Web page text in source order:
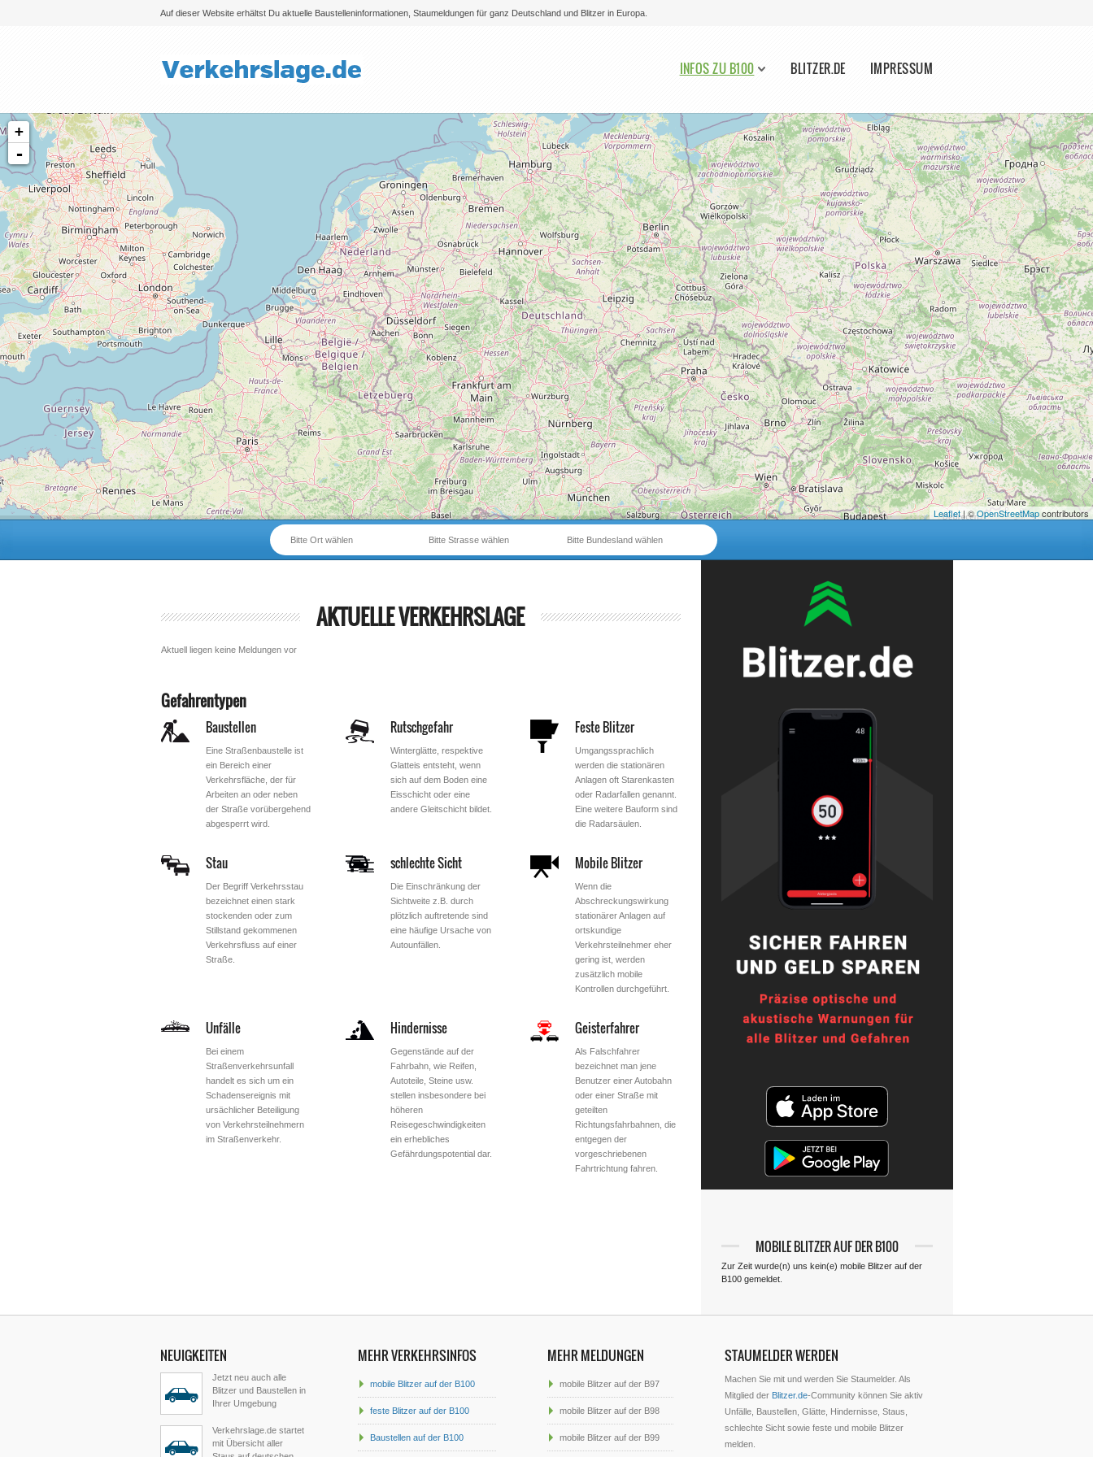
Auf dieser Website erhältst Du aktuelle Baustelleninformationen, Staumeldungen für ganz Deutschland und Blitzer in Europa.
Bitte auswählen
INFOS ZU B100 BLITZER.DE IMPRESSUM
+
-
Leaflet| ©OpenStreetMapcontributors
Bitte Bundesland wählen
Bitte Strasse wählen
Bitte Ort wählen
AKTUELLE VERKEHRSLAGE
Aktuell liegen keine Meldungen vor
Gefahrentypen
Baustellen
Eine Straßenbaustelle ist
ein Bereich einer
Verkehrsfläche, der für
Arbeiten an oder neben
der Straße vorübergehend
abgesperrt wird.
Rutschgefahr
Winterglätte, respektive
Glatteis entsteht, wenn
sich auf dem Boden eine
Eisschicht oder eine
andere Gleitschicht bildet.
Feste Blitzer
Umgangssprachlich
werden die stationären
Anlagen oft Starenkasten
oder Radarfallen genannt.
Eine weitere Bauform sind
die Radarsäulen.
Stau
Der Begriff Verkehrsstau
bezeichnet einen stark
stockenden oder zum
Stillstand gekommenen
Verkehrsfluss auf einer
Straße.
schlechte Sicht
Die Einschränkung der
Sichtweite z.B. durch
plötzlich auftretende sind
eine häufige Ursache von
Autounfällen.
Mobile Blitzer
Wenn die
Abschreckungswirkung
stationärer Anlagen auf
ortskundige
Verkehrsteilnehmer eher
gering ist, werden
zusätzlich mobile
Kontrollen durchgeführt.
Unfälle
Bei einem
Straßenverkehrsunfall
handelt es sich um ein
Schadensereignis mit
ursächlicher Beteiligung
von Verkehrsteilnehmern
im Straßenverkehr.
Hindernisse
Gegenstände auf der
Fahrbahn, wie Reifen,
Autoteile, Steine usw.
stellen insbesondere bei
höheren
Reisegeschwindigkeiten
ein erhebliches
Gefährdungspotential dar.
Geisterfahrer
Als Falschfahrer
bezeichnet man jene
Benutzer einer Autobahn
oder einer Straße mit
geteilten
Richtungsfahrbahnen, die
entgegen der
vorgeschriebenen
Fahrtrichtung fahren.
MOBILE BLITZER AUF DER B100
Zur Zeit wurde(n) uns kein(e) mobile Blitzer auf der
B100 gemeldet.
NEUIGKEITEN
Jetzt neu auch alle
Blitzer und Baustellen in
Ihrer Umgebung
Verkehrslage.de startet
mit Übersicht aller
MEHR VERKEHRSINFOS
mobile Blitzer auf der B100
feste Blitzer auf der B100
Baustellen auf der B100
MEHR MELDUNGEN
mobile Blitzer auf der B97
mobile Blitzer auf der B98
mobile Blitzer auf der B99
STAUMELDER WERDEN
Machen Sie mit und werden Sie Staumelder. Als
Mitglied der Blitzer.de-Community können Sie aktiv
Unfälle, Baustellen, Glätte, Hindernisse, Staus,
schlechte Sicht sowie feste und mobile Blitzer
melden.